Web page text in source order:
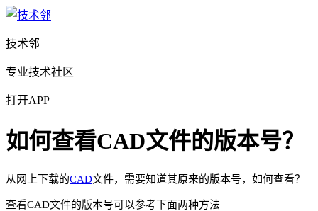
技术邻
专业技术社区
打开APP
如何查看CAD文件的版本号？
从网上下载的CAD文件，需要知道其原来的版本号，如何查看？
查看CAD文件的版本号可以参考下面两种方法